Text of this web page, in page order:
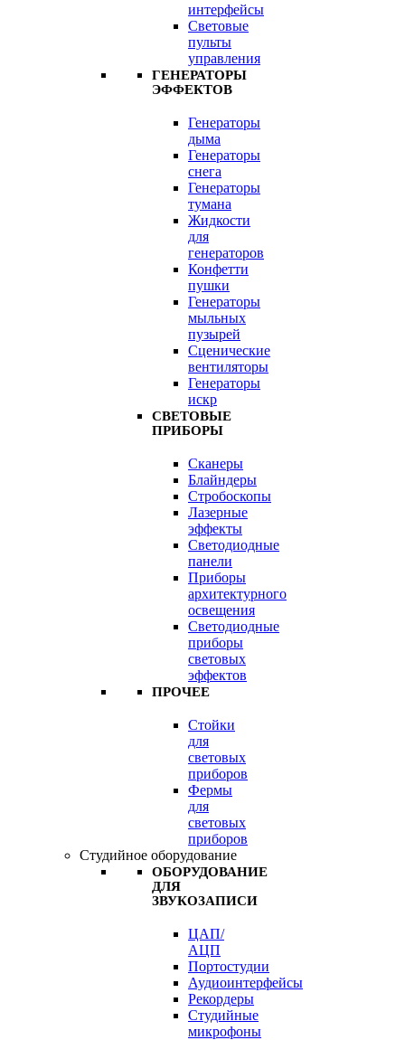
интерфейсы
Световые
пульты
управления
ГЕНЕРАТОРЫ
ЭФФЕКТОВ
Генераторы
дыма
Генераторы
снега
Генераторы
тумана
Жидкости
для
генераторов
Конфетти
пушки
Генераторы
мыльных
пузырей
Сценические
вентиляторы
Генераторы
искр
СВЕТОВЫЕ
ПРИБОРЫ
Сканеры
Блайндеры
Стробоскопы
Лазерные
эффекты
Светодиодные
панели
Приборы
архитектурного
освещения
Светодиодные
приборы
световых
эффектов
ПРОЧЕЕ
Стойки
для
световых
приборов
Фермы
для
световых
приборов
Студийное оборудование
ОБОРУДОВАНИЕ
ДЛЯ
ЗВУКОЗАПИСИ
ЦАП/
АЦП
Портостудии
Аудиоинтерфейсы
Рекордеры
Студийные
микрофоны